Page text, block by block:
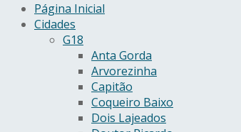
Página Inicial
Cidades
G18
Anta Gorda
Arvorezinha
Capitão
Coqueiro Baixo
Dois Lajeados